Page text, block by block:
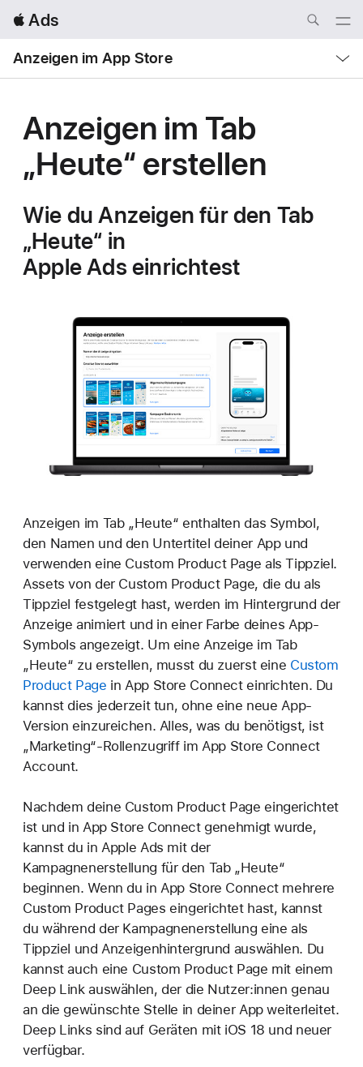
 Ads
Nav
Open
Anzeigen im App Store
Nav
Open
Menu
Anzeigen im Tab
„Heute“ erstellen
Wie du Anzeigen für den Tab
„Heute“ in
Apple Ads einrichtest
Anzeigen im Tab „Heute“ enthalten das Symbol,
den Namen und den Untertitel deiner App und
verwenden eine Custom Product Page als Tippziel.
Assets von der Custom Product Page, die du als
Tippziel festgelegt hast, werden im Hintergrund der
Anzeige animiert und in einer Farbe deines App-
Symbols angezeigt. Um eine Anzeige im Tab
„Heute“ zu erstellen, musst du zuerst eine Custom
Product Page in App Store Connect einrichten. Du
kannst dies jederzeit tun, ohne eine neue App-
Version einzureichen. Alles, was du benötigst, ist
„Marketing“-Rollenzugriff im App Store Connect
Account.
Nachdem deine Custom Product Page eingerichtet
ist und in App Store Connect genehmigt wurde,
kannst du in Apple Ads mit der
Kampagnenerstellung für den Tab „Heute“
beginnen. Wenn du in App Store Connect mehrere
Custom Product Pages eingerichtet hast, kannst
du während der Kampagnenerstellung eine als
Tippziel und Anzeigenhintergrund auswählen. Du
kannst auch eine Custom Product Page mit einem
Deep Link auswählen, der die Nutzer:innen genau
an die gewünschte Stelle in deiner App weiterleitet.
Deep Links sind auf Geräten mit iOS 18 und neuer
verfügbar.